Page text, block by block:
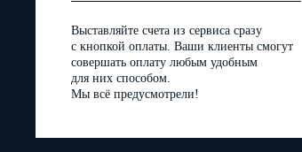
Выставляйте счета из сервиса сразу
с кнопкой оплаты. Ваши клиенты смогут
совершать оплату любым удобным
для них способом.
Мы всё предусмотрели!